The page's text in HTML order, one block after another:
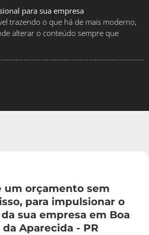
para sua empresa
trazendo o que há de mais moderno,
alterar o conteúdo sempre que
um orçamento sem
para impulsionar o
sua empresa em Boa
Aparecida - PR